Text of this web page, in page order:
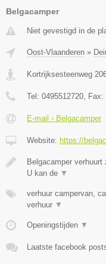
Belgacamper
Niet gevestigd in de
Oost-Vlaanderen »
Kortrijksesteenweg
Tel: 0495512720, Fax:
E-mail › Belgacamper
Website: https://
Belgacamper
U kan de ▼
verhuur campervan,
verhuur ▼
Openingstijden ▼
Laatste facebook